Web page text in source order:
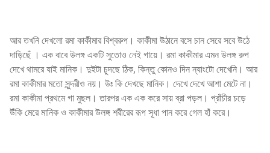
আর তখনি দেখলো রমা কাকীমার বিশ্বরুপ। কাকীমা উঠানে বসে চান সেরে সবে উঠে
দাড়িছেঁ । এক বাবে উলঙ্গ একটি সুতোও নেই গায়ে। রমা কাকীমার এমন উলঙ্গ রুপ
দেখে থামরে যাই মানিক। দুইটা চুদছে ঠিক, কিন্তু কোনও দিন ন্যাংটো দেখেনি। আর
রমা কাকীমার মতো সুন্দরীও নয়। উঃ কি দেখছে মানিক। দেখে দেখে আশা মেটে না।
রমা কাকীমা প্রথমে গা মুছল। তারপর এক এক করে সায় ব্রা পড়ল। প্রাঁচীর চড়ে
উঁকি মেরে মানিক ও কাকীমার উলঙ্গ শরীরের রূপ সূধা পান করে গেল হাঁ করে।